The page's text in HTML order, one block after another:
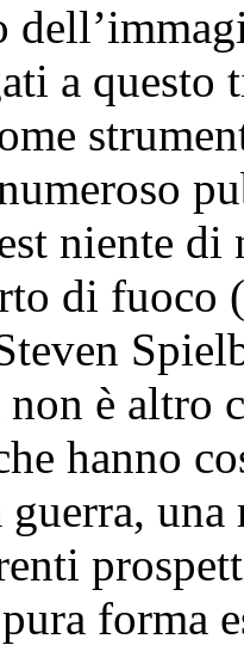
a questo
niente
di
è altro
hanno
una
forma